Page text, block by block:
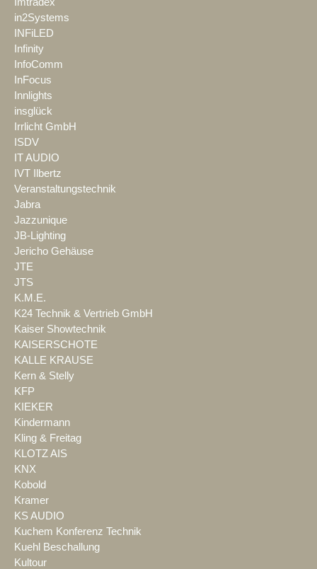
in2Systems
INFiLED
Infinity
InfoComm
InFocus
Innlights
insglück
Irrlicht GmbH
ISDV
IT AUDIO
IVT Ilbertz
Veranstaltungstechnik
Jabra
Jazzunique
JB-Lighting
Jericho Gehäuse
JTE
JTS
K.M.E.
K24 Technik & Vertrieb GmbH
Kaiser Showtechnik
KAISERSCHOTE
KALLE KRAUSE
Kern & Stelly
KFP
KIEKER
Kindermann
Kling & Freitag
KLOTZ AIS
KNX
Kobold
Kramer
KS AUDIO
Kuchem Konferenz Technik
Kuehl Beschallung
Kultour